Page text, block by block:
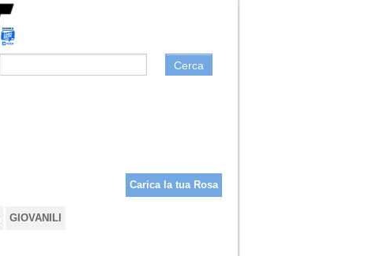
Cerca
Carica la tua Rosa
GIOVANILI